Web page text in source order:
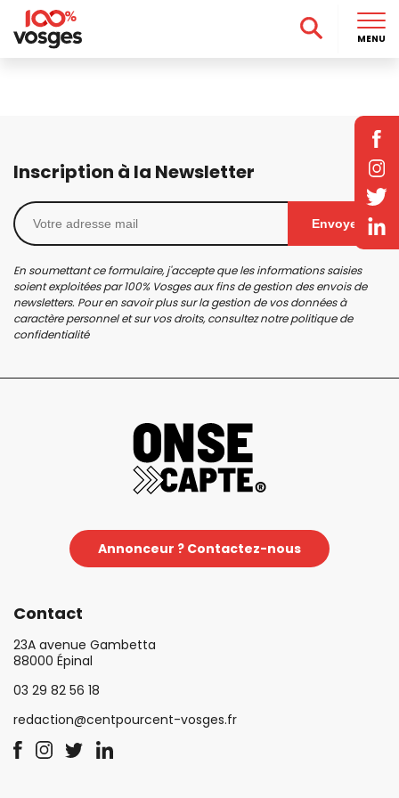
Inscription à la Newsletter
Envoyer
En soumettant ce formulaire, j'accepte que les informations saisies
soient exploitées par 100% Vosges aux fins de gestion des envois de
newsletters. Pour en savoir plus sur la gestion de vos données à
caractère personnel et sur vos droits, consultez notrepolitique de
confidentialité
Annonceur ? Contactez-nous
Contact
23A avenue Gambetta
88000 Épinal
03 29 82 56 18
redaction@centpourcent-vosges.fr
MENU